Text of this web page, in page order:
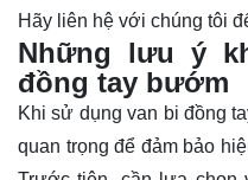
Hãy liên hệ với chúng tôi
Những lưu ý
đồng tay bướm
Khi sử dụng van bi đồng
quan trọng để đảm bảo